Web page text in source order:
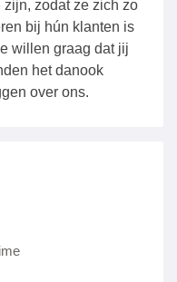
zodat ze zich zo
bij hún klanten is
willen graag dat jij
het danook
over ons.